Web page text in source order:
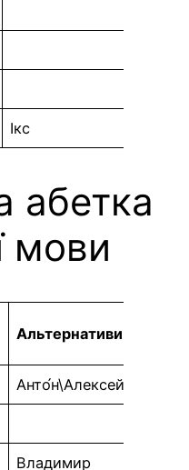
Ікс
абетка
мови
Альтернативи
Анто́н\Алексей
Владимир